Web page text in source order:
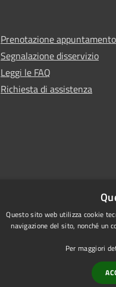
Prenotazione appuntamento
Segnalazione disservizio
Leggi le FAQ
Richiesta di assistenza
Questo sito web utilizza cookie
navigazione del sito, nonché un
Per maggiori